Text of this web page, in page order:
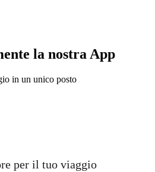
la nostra App
in un unico posto
per il tuo viaggio